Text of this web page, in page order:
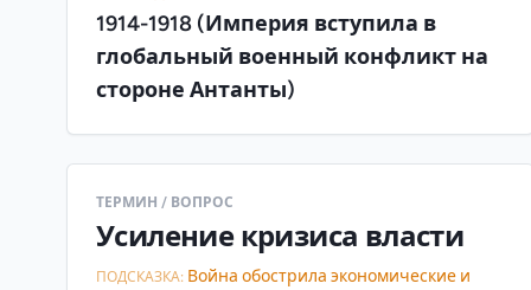
1914-1918 (Империя вступила в
глобальный военный конфликт на
стороне Антанты)
ТЕРМИН / ВОПРОС
Усиление кризиса власти
ПОДСКАЗКА: Война обострила экономические и